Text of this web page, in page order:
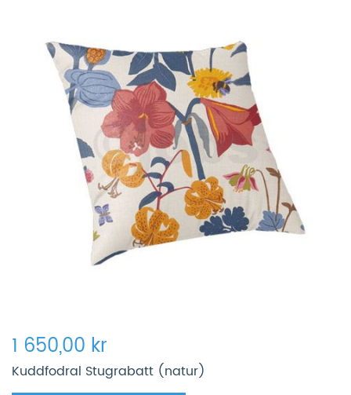
1 650,00 kr
Kuddfodral Stugrabatt (natur)